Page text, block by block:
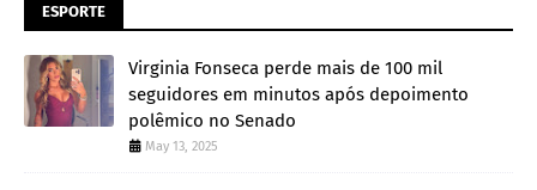
ESPORTE
Virginia Fonseca perde mais de 100 mil
seguidores em minutos após depoimento
polêmico no Senado
May 13, 2025